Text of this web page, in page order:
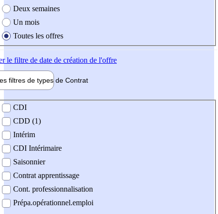
Deux semaines
Un mois
Toutes les offres
le filtre de date de création de l'offre
filtres de types de Contrat
contrat
CDI
CDD (1)
Intérim
CDI Intérimaire
Saisonnier
Contrat apprentissage
Cont. professionnalisation
Prépa.opérationnel.emploi